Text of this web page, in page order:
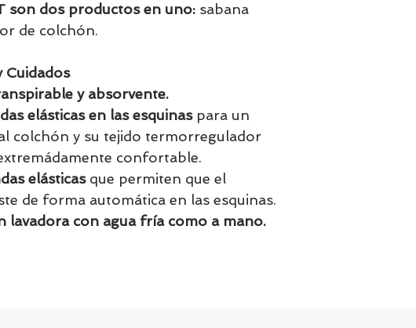
son dos productos en uno: sabana
de colchón.
Cuidados
y absorvente.
elásticas en las esquinaspara un
colchón y su tejido termorregulador
confortable.
elásticas que permiten que el
de forma automática en las esquinas.
lavadora con agua fría como a mano.